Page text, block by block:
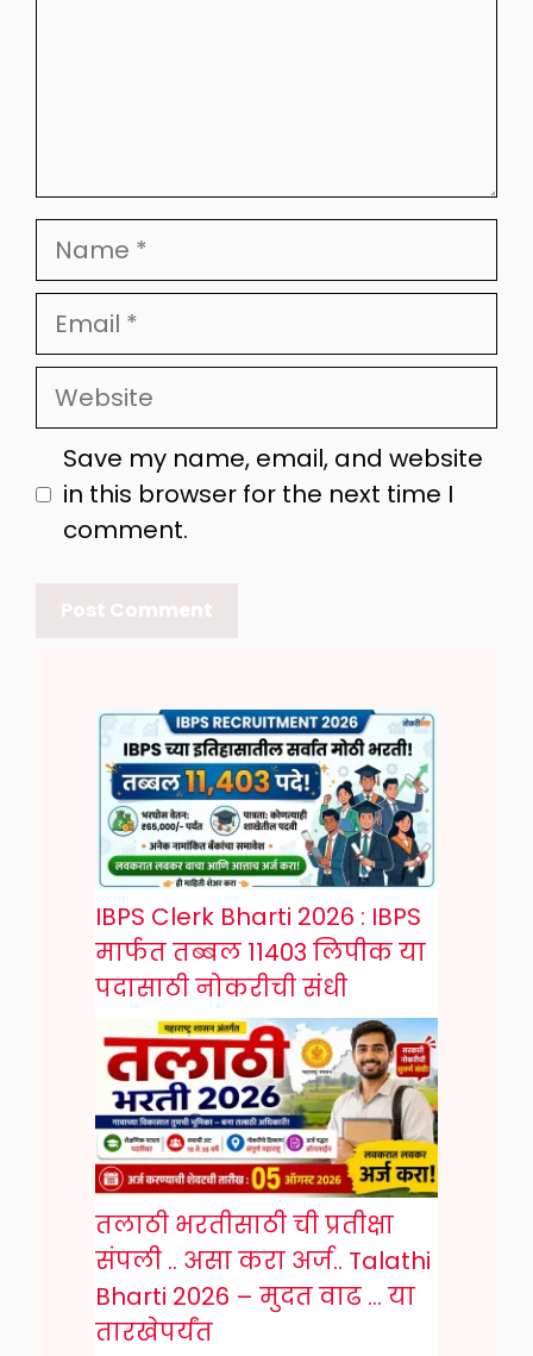
Name
Email
Website
Save my name, email, and website
in this browser for the next time I
comment.
IBPS Clerk Bharti 2026 : IBPS
मार्फत तब्बल 11403 लिपीक या
पदासाठी नोकरीची संधी
तलाठी भरतीसाठी ची प्रतीक्षा
संपली .. असा करा अर्ज.. Talathi
Bharti 2026 – मुदत वाढ … या
तारखेपर्यंत